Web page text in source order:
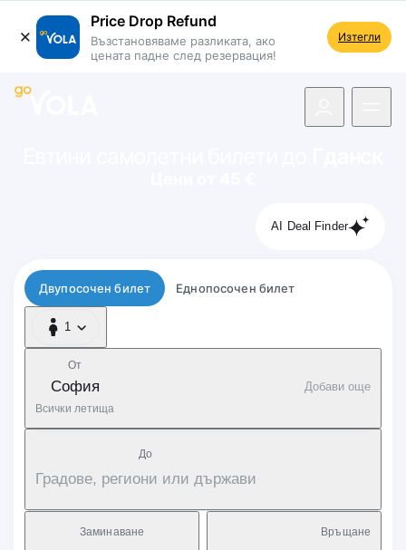
Price Drop Refund
Възстановяваме разликата, ако
цената падне след резервация!
Изтегли
AI Deal Finder
Тип полет
Двупосочен билет Еднопосочен билет
1
1 Пътник
От
София
Всички летища
Добави още
Дo
Градове, региони или държави
Заминаване Връщане